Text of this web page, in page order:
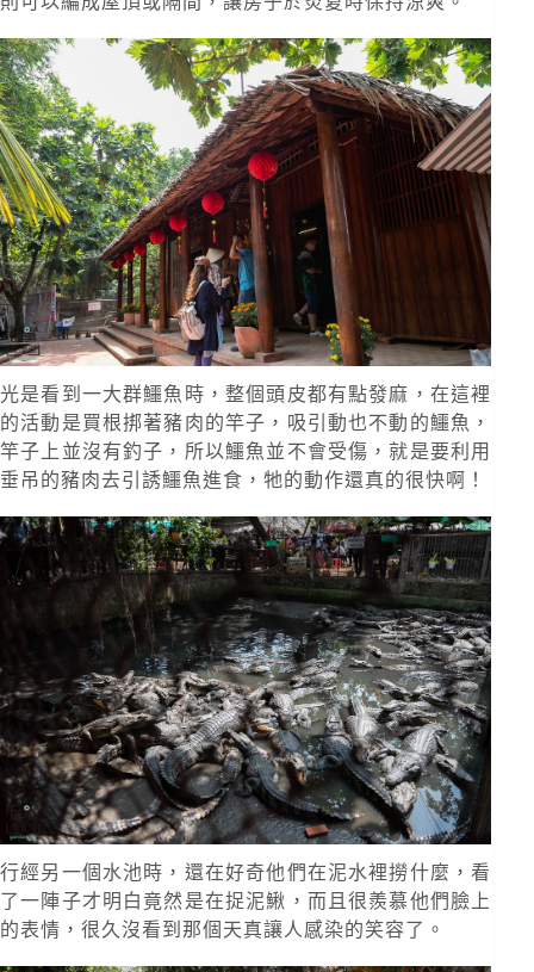
光是看到一大群鱷魚時，整個頭皮都有點發麻，在這裡
的活動是買根挷著豬肉的竿子，吸引動也不動的鱷魚，
竿子上並沒有釣子，所以鱷魚並不會受傷，就是要利用
垂吊的豬肉去引誘鱷魚進食，牠的動作還真的很快啊！
行經另一個水池時，還在好奇他們在泥水裡撈什麼，看
了一陣子才明白竟然是在捉泥鰍，而且很羨慕他們臉上
的表情，很久沒看到那個天真讓人感染的笑容了。